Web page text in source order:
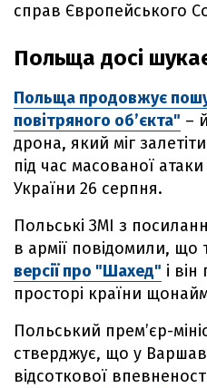
справ Європейського
Польща досі
Польща продовжує
повітряного об’єкта" –
дрона, який міг
під час масованої
України 26 серпня.
Польські ЗМІ з
в армії повідомили, що
версії про "Шахед" і
просторі країни
Польський прем’єр-
стверджує, що у
відсоткової